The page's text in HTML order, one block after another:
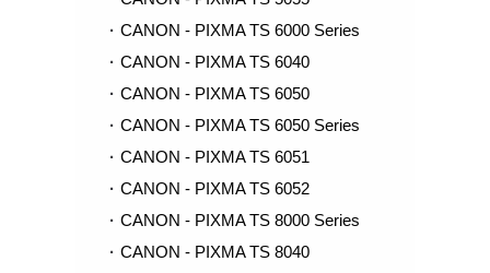
CANON - PIXMA TS 6000 Series
CANON - PIXMA TS 6040
CANON - PIXMA TS 6050
CANON - PIXMA TS 6050 Series
CANON - PIXMA TS 6051
CANON - PIXMA TS 6052
CANON - PIXMA TS 8000 Series
CANON - PIXMA TS 8040